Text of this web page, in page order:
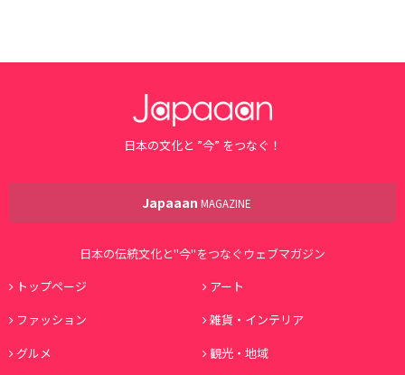
日本の文化と ”今” をつなぐ！
Japaaan MAGAZINE
日本の伝統文化と"今"をつなぐウェブマガジン
トップページ
アート
ファッション
雑貨・インテリア
グルメ
観光・地域